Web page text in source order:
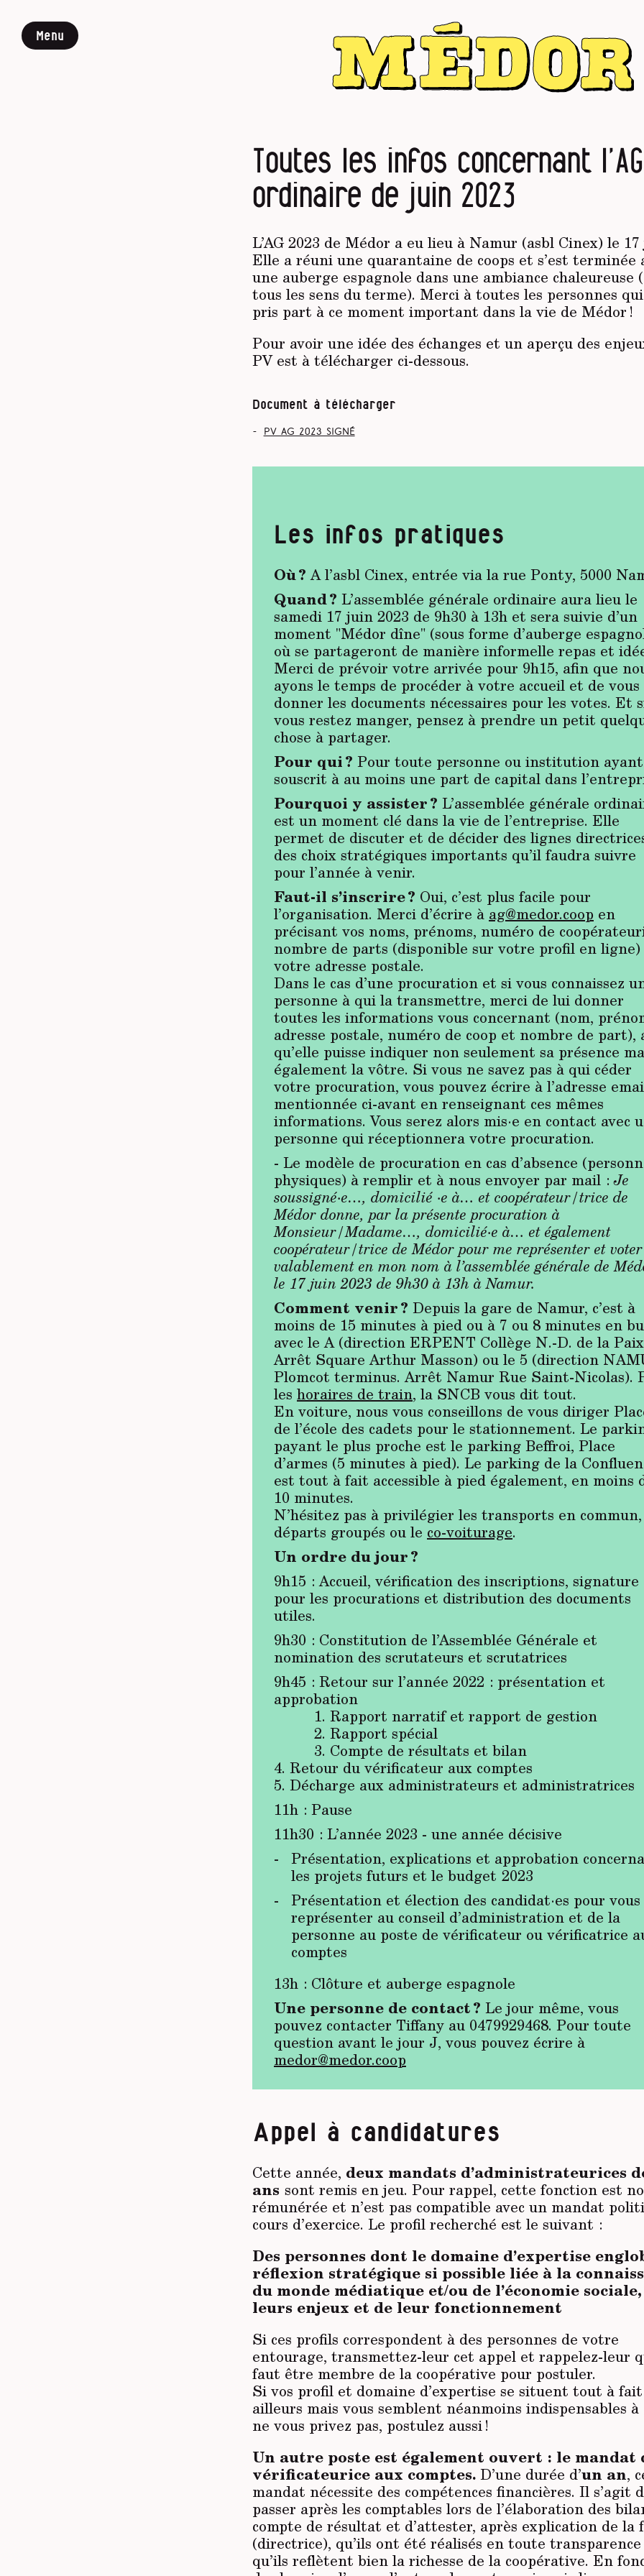
Menu
Toutes les infos concernant l’AG
ordinaire de juin 2023
L’AG 2023 de Médor a eu lieu à Namur (asbl Cinex) le
Elle a réuni une quarantaine de coops et s’est terminée
une auberge espagnole dans une ambiance chaleureuse
tous les sens du terme). Merci à toutes les personnes
pris part à ce moment important dans la vie de Médor !
Pour avoir une idée des échanges et un aperçu des
PV est à télécharger ci-dessous.
Document à télécharger
pv ag 2023 signé
Les infos pratiques
Où ? A l’asbl Cinex, entrée via la rue Ponty, 5000
Quand ? L’assemblée générale ordinaire aura lieu le
samedi 17 juin 2023 de 9h30 à 13h et sera suivie d’un
moment "Médor dîne" (sous forme d’auberge
où se partageront de manière informelle repas et
Merci de prévoir votre arrivée pour 9h15, afin que
ayons le temps de procéder à votre accueil et de vous
donner les documents nécessaires pour les votes. Et
vous restez manger, pensez à prendre un petit
chose à partager.
Pour qui ? Pour toute personne ou institution ayant
souscrit à au moins une part de capital dans
Pourquoi y assister ? L’assemblée générale
est un moment clé dans la vie de l’entreprise. Elle
permet de discuter et de décider des lignes
des choix stratégiques importants qu’il faudra suivre
pour l’année à venir.
Faut-il s’inscrire ? Oui, c’est plus facile pour
l’organisation. Merci d’écrire à ag@medor.coop en
précisant vos noms, prénoms, numéro de
nombre de parts (disponible sur votre profil en
votre adresse postale.
Dans le cas d’une procuration et si vous connaissez
personne à qui la transmettre, merci de lui donner
toutes les informations vous concernant (nom,
adresse postale, numéro de coop et nombre de part),
qu’elle puisse indiquer non seulement sa présence
également la vôtre. Si vous ne savez pas à qui céder
votre procuration, vous pouvez écrire à l’adresse
mentionnée ci-avant en renseignant ces mêmes
informations. Vous serez alors mis·e en contact avec
personne qui réceptionnera votre procuration.
- Le modèle de procuration en cas d’absence
physiques) à remplir et à nous envoyer par mail :Je
soussigné·e…, domicilié ·e à… et coopérateur/trice de
Médor donne, par la présente procuration à
Monsieur/Madame…, domicilié·e à… et également
coopérateur/trice de Médor pour me représenter et voter
valablement en mon nom à l’assemblée générale de
le 17 juin 2023 de 9h30 à 13h à Namur.
Comment venir ? Depuis la gare de Namur, c’est à
moins de 15 minutes à pied ou à 7 ou 8 minutes en
avec le A (direction ERPENT Collège N.-D. de la
Arrêt Square Arthur Masson) ou le 5 (direction
Plomcot terminus. Arrêt Namur Rue Saint-Nicolas).
les horaires de train, la SNCB vous dit tout.
En voiture, nous vous conseillons de vous diriger
de l’école des cadets pour le stationnement. Le
payant le plus proche est le parking Beffroi, Place
d’armes (5 minutes à pied). Le parking de la
est tout à fait accessible à pied également, en moins
10 minutes.
N’hésitez pas à privilégier les transports en
départs groupés ou le co-voiturage.
Un ordre du jour ?
9h15 : Accueil, vérification des inscriptions, signature
pour les procurations et distribution des documents
utiles.
9h30 : Constitution de l’Assemblée Générale et
nomination des scrutateurs et scrutatrices
9h45 : Retour sur l’année 2022 : présentation et
approbation
1. Rapport narratif et rapport de gestion
2. Rapport spécial
3. Compte de résultats et bilan
4. Retour du vérificateur aux comptes
5. Décharge aux administrateurs et administratrices
11h : Pause
11h30 : L’année 2023 - une année décisive
Présentation, explications et approbation
les projets futurs et le budget 2023
Présentation et élection des candidat·es pour vous
représenter au conseil d’administration et de la
personne au poste de vérificateur ou vérificatrice
comptes
13h : Clôture et auberge espagnole
Une personne de contact ? Le jour même, vous
pouvez contacter Tiffany au 0479929468. Pour toute
question avant le jour J, vous pouvez écrire à
medor@medor.coop
Appel à candidatures
Cette année, deux mandats d’administrateurices
ans sont remis en jeu. Pour rappel, cette fonction est
rémunérée et n’est pas compatible avec un mandat
cours d’exercice. Le profil recherché est le suivant :
Des personnes dont le domaine d’expertise
réflexion stratégique si possible liée à la
du monde médiatique et/ou de l’économie
leurs enjeux et de leur fonctionnement
Si ces profils correspondent à des personnes de votre
entourage, transmettez-leur cet appel et rappelez-leur
faut être membre de la coopérative pour postuler.
Si vos profil et domaine d’expertise se situent tout à fait
ailleurs mais vous semblent néanmoins indispensables
ne vous privez pas, postulez aussi !
Un autre poste est également ouvert : le mandat
vérificateurice aux comptes. D’une durée d’un an,
mandat nécessite des compétences financières. Il s’agit
passer après les comptables lors de l’élaboration des
compte de résultat et d’attester, après explication de la
(directrice), qu’ils ont été réalisés en toute
qu’ils reflètent bien la richesse de la coopérative. En